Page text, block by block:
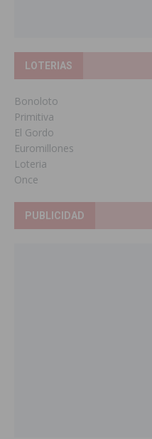
LOTERIAS
Bonoloto
Primitiva
El Gordo
Euromillones
Loteria
Once
PUBLICIDAD